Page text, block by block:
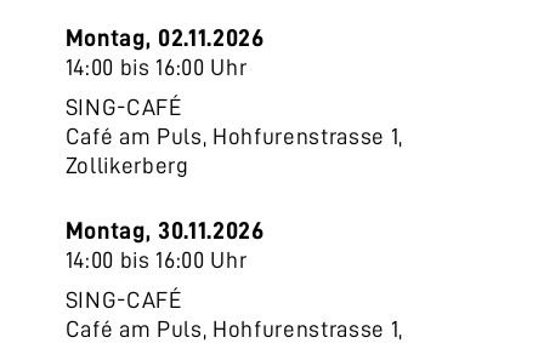
Montag, 02.11.2026
14:00 bis 16:00 Uhr
SING-CAFÉ
Café am Puls, Hohfurenstrasse 1,
Zollikerberg
Montag, 30.11.2026
14:00 bis 16:00 Uhr
SING-CAFÉ
Café am Puls, Hohfurenstrasse 1,